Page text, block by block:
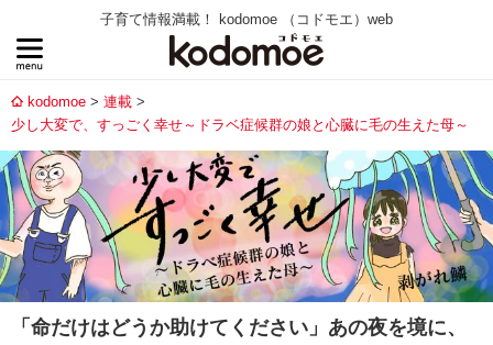
子育て情報満載！ kodomoe （コドモエ）web
kodomoe
連載
少し大変で、すっごく幸せ～ドラベ症候群の娘と心臓に毛の生えた母～
「命だけはどうか助けてください」あの夜を境に、